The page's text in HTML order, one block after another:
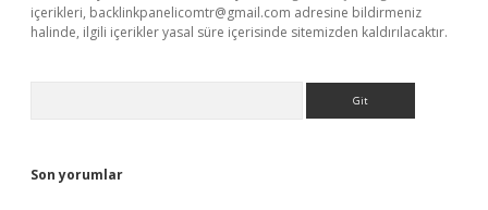
içerikleri, backlinkpanelicomtr@gmail.com adresine bildirmeniz
halinde, ilgili içerikler yasal süre içerisinde sitemizden kaldırılacaktır.
Son yorumlar